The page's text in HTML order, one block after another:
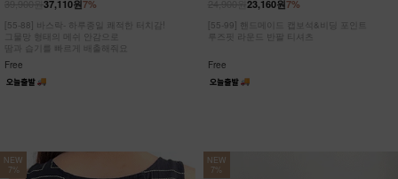
7%
37,110원
[55-88] 바스락- 하루종일 쾌적한 터치감!
그물망 형태의 메쉬 안감으로
땀과 습기를 빠르게 배출해줘요
Free
7%
23,160원
[55-99] 핸드메이드 캡보석&비딩 포인트
루즈핏 라운드 반팔 티셔츠
Free
NEW
7%
NEW
7%